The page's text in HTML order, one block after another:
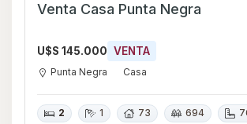
Venta Casa Punta Negra
U$S 145.000 VENTA
Punta Negra Casa
2 1 73 694